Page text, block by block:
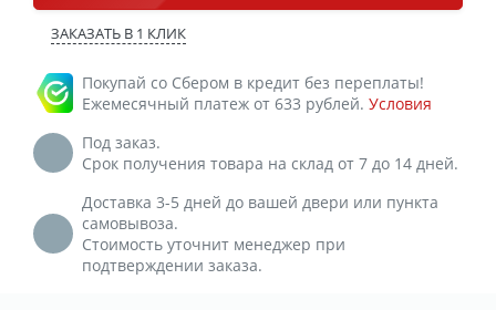
ЗАКАЗАТЬ В 1 КЛИК
Покупай со Сбером в кредит без переплаты!
Ежемесячный платеж от 633 рублей. Условия
Под заказ.
Срок получения товара на склад от 7 до 14 дней.
Доставка 3-5 дней до вашей двери или пункта
самовывоза.
Стоимость уточнит менеджер при
подтверждении заказа.